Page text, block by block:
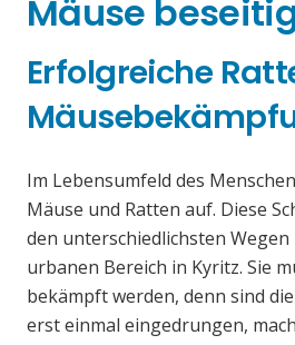
Mäuse
Erfolgreiche
Im Lebensumfeld des
Mäuse und Ratten auf. Diese
den unterschiedlichsten
urbanen Bereich in Kyritz. Sie
bekämpft werden, denn sind
erst einmal eingedrungen,